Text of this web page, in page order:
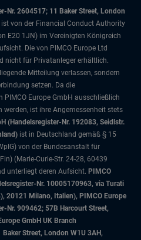
Nr. 2604517; 11 Baker Street, London
ist von der Financial Conduct Authority
E20 1JN) im Vereinigten Königreich
Die von PIMCO Europe Ltd
nicht für Privatanleger erhältlich.
Mitteilung verlassen, sondern
setzen. Da die
PIMCO Europe GmbH ausschließlich
ist ihre Angemessenheit stets
(Handelsregister-Nr. 192083, Seidlstr.
ist in Deutschland gemäß § 15
von der Bundesanstalt für
(Marie-Curie-Str. 24-28, 60439
unterliegt deren Aufsicht. PIMCO
Nr. 10005170963, via Turati
20121 Milano, Italien), PIMCO Europe
Nr. 909462; 57B Harcourt Street,
GmbH UK Branch
Street, London W1U 3AH,